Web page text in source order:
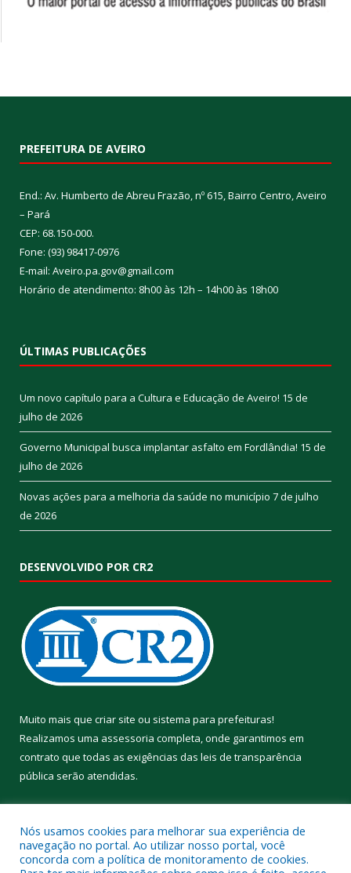
PREFEITURA DE AVEIRO
End.: Av. Humberto de Abreu Frazão, nº 615, Bairro Centro, Aveiro
– Pará
CEP: 68.150-000.
Fone: (93) 98417-0976
E-mail: Aveiro.pa.gov@gmail.com
Horário de atendimento: 8h00 às 12h – 14h00 às 18h00
ÚLTIMAS PUBLICAÇÕES
Um novo capítulo para a Cultura e Educação de Aveiro! 15 de
julho de 2026
Governo Municipal busca implantar asfalto em Fordlândia! 15 de
julho de 2026
Novas ações para a melhoria da saúde no município 7 de julho
de 2026
DESENVOLVIDO POR CR2
Muito mais que criar site ou sistema para prefeituras!
Realizamos uma assessoria completa, onde garantimos em
contrato que todas as exigências das leis de transparência
pública serão atendidas.
Nós usamos cookies para melhorar sua experiência de
navegação no portal. Ao utilizar nosso portal, você
concorda com a política de monitoramento de cookies.